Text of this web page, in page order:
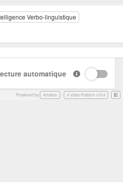
Verbo-linguistique
automatique
Powered by AVideo® - A Video Platform v10.4